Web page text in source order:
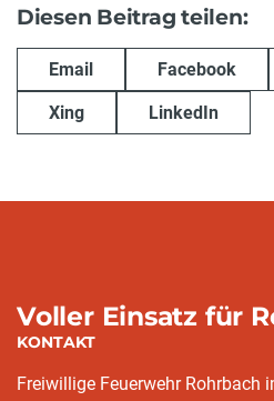
Diesen Beitrag teilen:
Email Facebook
Xing LinkedIn
Voller Einsatz für
KONTAKT
Freiwillige Feuerwehr Rohrbach